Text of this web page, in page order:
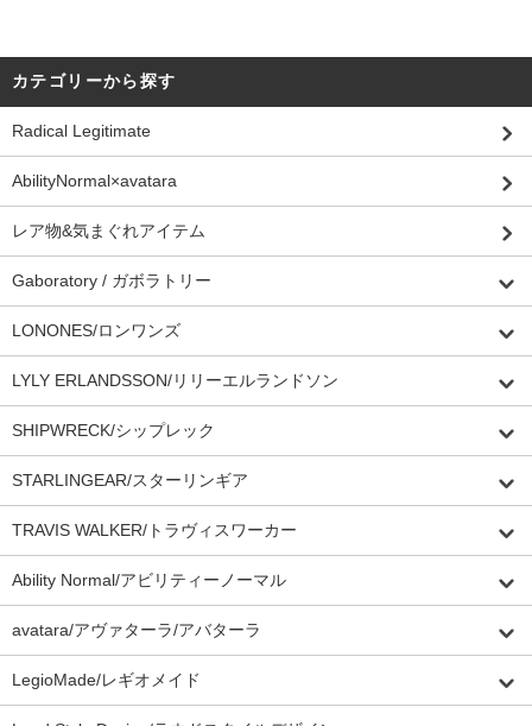
カテゴリーから探す
Radical Legitimate
AbilityNormal×avatara
レア物&気まぐれアイテム
Gaboratory / ガボラトリー
LONONES/ロンワンズ
LYLY ERLANDSSON/リリーエルランドソン
SHIPWRECK/シップレック
STARLINGEAR/スターリンギア
TRAVIS WALKER/トラヴィスワーカー
Ability Normal/アビリティーノーマル
avatara/アヴァターラ/アバターラ
LegioMade/レギオメイド